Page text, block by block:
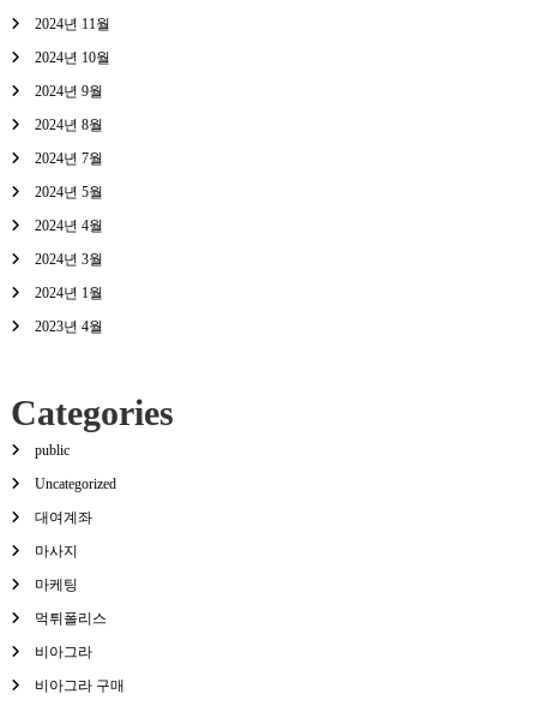
2024년 11월
2024년 10월
2024년 9월
2024년 8월
2024년 7월
2024년 5월
2024년 4월
2024년 3월
2024년 1월
2023년 4월
Categories
public
Uncategorized
대여계좌
마사지
마케팅
먹튀폴리스
비아그라
비아그라 구매